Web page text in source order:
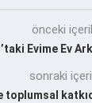
önceki
Evime Ev
sonraki
toplumsal